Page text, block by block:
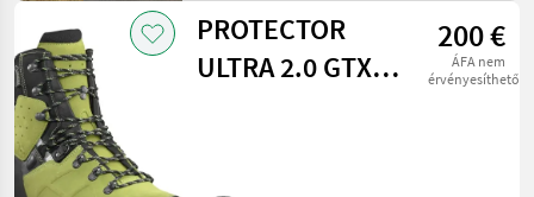
munkaruha
PROTECTOR
ULTRA 2.0 GTX
200 €
ÁFA nem
érvényesíthető